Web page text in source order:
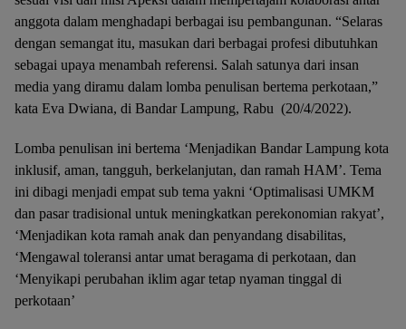
anggota dalam menghadapi berbagai isu pembangunan. “Selaras
dengan semangat itu, masukan dari berbagai profesi dibutuhkan
sebagai upaya menambah referensi. Salah satunya dari insan
media yang diramu dalam lomba penulisan bertema perkotaan,”
kata Eva Dwiana, di Bandar Lampung, Rabu (20/4/2022).
Lomba penulisan ini bertema ‘Menjadikan Bandar Lampung kota
inklusif, aman, tangguh, berkelanjutan, dan ramah HAM’. Tema
ini dibagi menjadi empat sub tema yakni ‘Optimalisasi UMKM
dan pasar tradisional untuk meningkatkan perekonomian rakyat’,
‘Menjadikan kota ramah anak dan penyandang disabilitas,
‘Mengawal toleransi antar umat beragama di perkotaan, dan
‘Menyikapi perubahan iklim agar tetap nyaman tinggal di
perkotaan’